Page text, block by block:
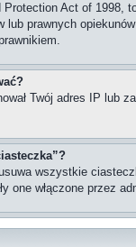
Act of 1998,
lub prawnych
Twój adres IP lub
wszystkie
one włączone przez